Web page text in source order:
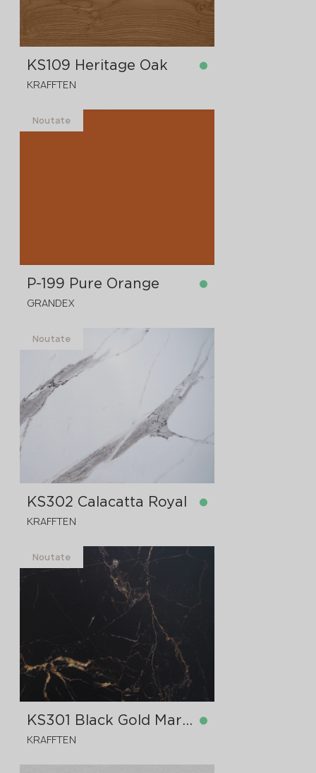
KS109 Heritage Oak
KRAFFTEN
Noutate
P-199 Pure Orange
GRANDEX
3680x760x12 mm
Noutate
KS302 Calacatta Royal
KRAFFTEN
4300x1830x12 mm
Noutate
KS301 Black Gold Marble
KRAFFTEN